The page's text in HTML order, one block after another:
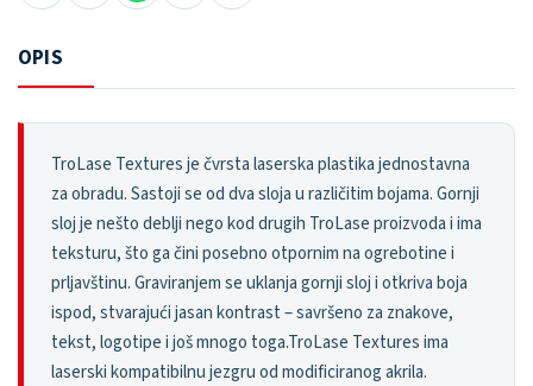
OPIS
TroLase Textures je čvrsta laserska plastika jednostavna
za obradu. Sastoji se od dva sloja u različitim bojama. Gornji
sloj je nešto deblji nego kod drugih TroLase proizvoda i ima
teksturu, što ga čini posebno otpornim na ogrebotine i
prljavštinu. Graviranjem se uklanja gornji sloj i otkriva boja
ispod, stvarajući jasan kontrast – savršeno za znakove,
tekst, logotipe i još mnogo toga.TroLase Textures ima
laserski kompatibilnu jezgru od modificiranog akrila.